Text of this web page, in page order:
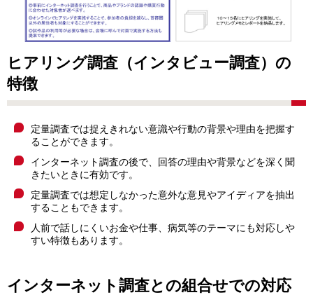
ヒアリング調査（インタビュー調査）の
特徴
定量調査では捉えきれない意識や行動の背景や理由を把握す
ることができます。
インターネット調査の後で、回答の理由や背景などを深く聞
きたいときに有効です。
定量調査では想定しなかった意外な意見やアイディアを抽出
することもできます。
人前で話しにくいお金や仕事、病気等のテーマにも対応しや
すい特徴もあります。
インターネット調査との組合せでの対応